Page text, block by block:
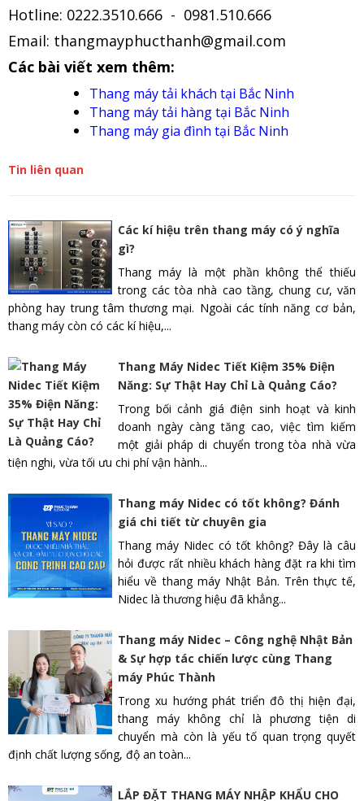
Hotline: 0222.3510.666 - 0981.510.666
Email: thangmayphucthanh@gmail.com
Các bài viết xem thêm:
Thang máy tải khách tại Bắc Ninh
Thang máy tải hàng tại Bắc Ninh
Thang máy gia đình tại Bắc Ninh
Tin liên quan
Các kí hiệu trên thang máy có ý nghĩa
gì?
Thang máy là một phần không thể thiếu
trong các tòa nhà cao tầng, chung cư, văn
phòng hay trung tâm thương mại. Ngoài các tính năng cơ bản,
thang máy còn có các kí hiệu,...
Thang Máy Nidec Tiết Kiệm 35% Điện
Năng: Sự Thật Hay Chỉ Là Quảng Cáo?
Trong bối cảnh giá điện sinh hoạt và kinh
doanh ngày càng tăng cao, việc tìm kiếm
một giải pháp di chuyển trong tòa nhà vừa
tiện nghi, vừa tối ưu chi phí vận hành...
Thang máy Nidec có tốt không? Đánh
giá chi tiết từ chuyên gia
Thang máy Nidec có tốt không? Đây là câu
hỏi được rất nhiều khách hàng đặt ra khi tìm
hiểu về thang máy Nhật Bản. Trên thực tế,
Nidec là thương hiệu đã khẳng...
Thang máy Nidec – Công nghệ Nhật Bản
& Sự hợp tác chiến lược cùng Thang
máy Phúc Thành
Trong xu hướng phát triển đô thị hiện đại,
thang máy không chỉ là phương tiện di
chuyển mà còn là yếu tố quan trọng quyết
định chất lượng sống, độ an toàn...
LẮP ĐẶT THANG MÁY NHẬP KHẨU CHO